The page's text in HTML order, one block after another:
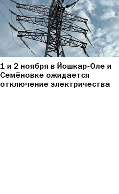
1 и 2 ноября в Йошкар-Оле и
Семёновке ожидается
отключение электричества